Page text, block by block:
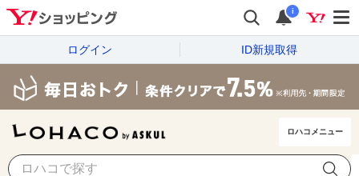
i
ログイン ID新規取得
ロハコメニュー